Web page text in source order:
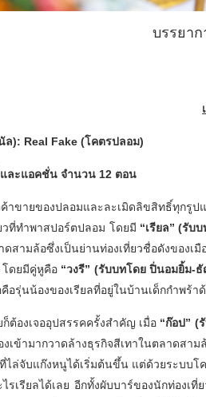
บรรยา
ล): Real Fake (โคตรปลอม)
ละแอคชั่น จำนวน 12 ตอน
ค้าขายของปลอมและละเมิดลิขสิทธิ์ทุก
ที่ทำพาสปอร์ตปลอม โดยมี “เรียล” (รับ
สามล้อซึ่งเป็นย่านท่องเที่ยวชื่อดังของเ
โดยมีคู่หูคือ “วงรี” (รับบทโดย ปิ่นอมยิ้ม-
อรุ่นน้องของเรียลที่อยู่ในบ้านเด็กกำพร้า
ต้องเจออุปสรรคครั้งสำคัญ เมื่อ “ก๊อป” (
ข้ามากวาดล้างธุรกิจสีเทาในตลาดสา
ไล่จับแก๊งหนูได้เริ่มต้นขึ้น แต่ด้วยระบบ
ไรเรียลได้เลย อีกทั้งผับบาร์ของนักท่อง